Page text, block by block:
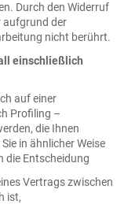
Durch den Widerruf
aufgrund der
nicht berührt.
einschließlich
auf einer
Profiling –
die Ihnen
in ähnlicher Weise
die Entscheidung
Vertrags zwischen
ist,